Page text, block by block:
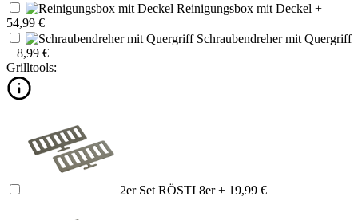
Reinigungsbox mit Deckel +
54,99 €
Schraubendreher mit Quergriff
+ 8,99 €
Grilltools:
2er Set RÖSTI 8er+ 19,99 €